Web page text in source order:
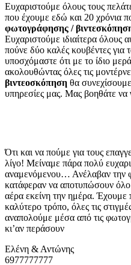
Ευχαριστούμε όλους τους
που έχουμε εδώ και 20 χρόνια
φωτογράφησης /
Ευχαριστούμε ιδιαίτερα όλους
πούνε δύο καλές κουβέντες για
υποσχόμαστε ότι με το ίδιο
ακολουθώντας όλες τις
βιντεοσκόπηση θα
υπηρεσίες μας. Μας βοηθάτε να
Ότι και να πούμε για τους
λίγο! Μείναμε πάρα πολύ
αναμενόμενου… Ανέλαβαν την
κατάφεραν να αποτυπώσουν
αέρα εκείνη την ημέρα.
καλύτερο τρόπο, όλες τις
αναπολούμε μέσα από τις
κι’αν περάσουν
Ελένη & Αντώνης
6977777777